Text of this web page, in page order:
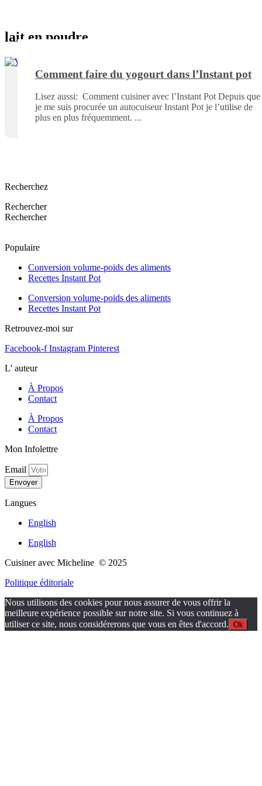
lait en poudre
Comment faire du yogourt dans l’Instant pot
Lisez aussi: Comment cuisiner avec l’Instant Pot Depuis que
je me suis procurée un autocuiseur Instant Pot je l’utilise de
plus en plus fréquemment.
Recherchez
Rechercher
Rechercher
Populaire
Conversion volume-poids des aliments
Recettes Instant Pot
Conversion volume-poids des aliments
Recettes Instant Pot
Retrouvez-moi sur
Facebook-f Instagram Pinterest
L' auteur
À Propos
Contact
À Propos
Contact
Mon Infolettre
Email
Envoyer
Langues
English
English
Cuisiner avec Micheline © 2025
Politique éditoriale
Nous utilisons des cookies pour nous assurer de vous offrir la
meilleure expérience possible sur notre site. Si vous continuez à
utiliser ce site, nous considérerons que vous en êtes d'accord. Ok